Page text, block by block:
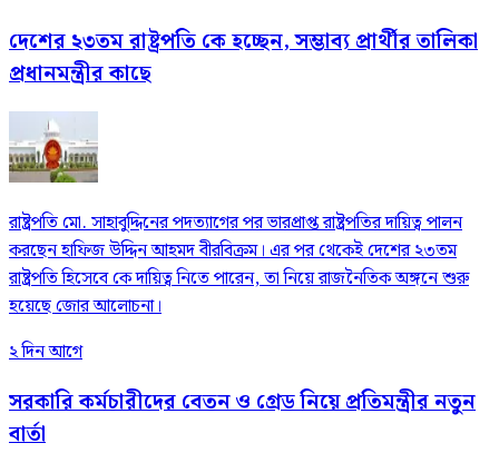
দেশের ২৩তম রাষ্ট্রপতি কে হচ্ছেন, সম্ভাব্য প্রার্থীর তালিকা
প্রধানমন্ত্রীর কাছে
রাষ্ট্রপতি মো. সাহাবুদ্দিনের পদত্যাগের পর ভারপ্রাপ্ত রাষ্ট্রপতির দায়িত্ব পালন
করছেন হাফিজ উদ্দিন আহমদ বীরবিক্রম। এর পর থেকেই দেশের ২৩তম
রাষ্ট্রপতি হিসেবে কে দায়িত্ব নিতে পারেন, তা নিয়ে রাজনৈতিক অঙ্গনে শুরু
হয়েছে জোর আলোচনা।
২ দিন আগে
সরকারি কর্মচারীদের বেতন ও গ্রেড নিয়ে প্রতিমন্ত্রীর নতুন
বার্তা